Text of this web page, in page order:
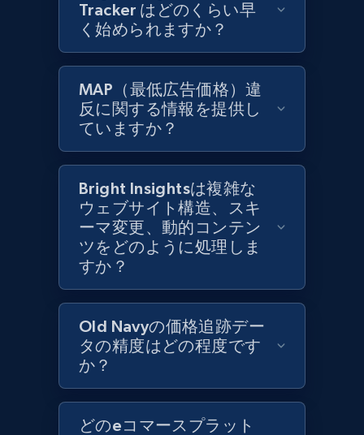
1.3K+ 175+ 今すぐ始める
Zara - Products
Category id, Product id, Product name, Price,
Currency, Colour code, Colour, Description, and
more.
1.2K+ 208+ 今すぐ始める
Zara - Products - discovery by category url
Category id, Product id, Product name, Price,
Currency, Colour code, Colour, Description, and
Tracker はどのくらい早
く始められますか？
MAP（最低広告価格）違
反に関する情報を提供し
ていますか？
Bright Insightsは複雑な
ウェブサイト構造、スキ
ーマ変更、動的コンテン
ツをどのように処理しま
すか？
Old Navyの価格追跡デー
タの精度はどの程度です
か？
どのeコマースプラット